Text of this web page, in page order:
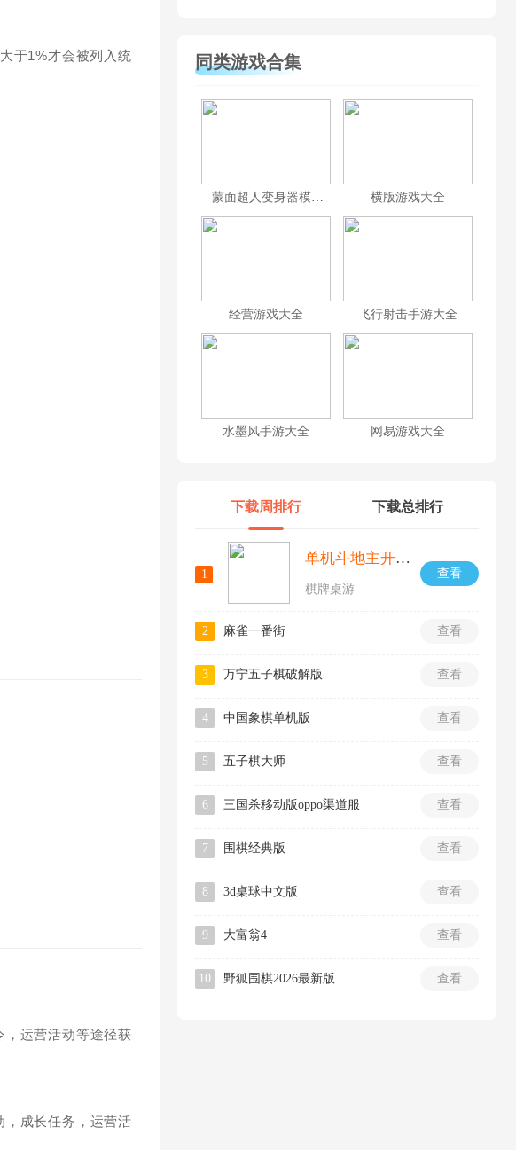
于1%才会被列入统
，运营活动等途径获
，成长任务，运营活
同类游戏合集
蒙面超人变身器模拟合集 横版游戏大全
经营游戏大全 飞行射击手游大全
水墨风手游大全 网易游戏大全
下载周排行 下载总排行
1 查看
单机斗地主开心版
棋牌桌游
2 查看
麻雀一番街
3 查看
万宁五子棋破解版
4 查看
中国象棋单机版
5 查看
五子棋大师
6 查看
三国杀移动版oppo渠道服
7 查看
围棋经典版
8 查看
3d桌球中文版
9 查看
大富翁4
10 查看
野狐围棋2026最新版